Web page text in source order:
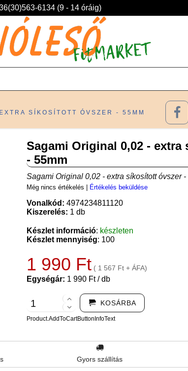
6134 (9 - 14 óráig)
SÍKOSÍTOTT ÓVSZER - 55MM
Sagami Original 0,02 -
- 55mm
Sagami Original 0,02 - extra síkosított óvszer -
Még nincs értékelés Értékelés beküldése
Vonalkód: 4974234811120
Kiszerelés: 1 db
Készlet információ: készleten
Készlet mennyiség: 100
1 990 Ft ( 1 567 Ft + ÁFA)
Egységár: 1 990 Ft / db
KOSÁRBA
Product.AddToCartButtonInfoText
Gyors szállítás